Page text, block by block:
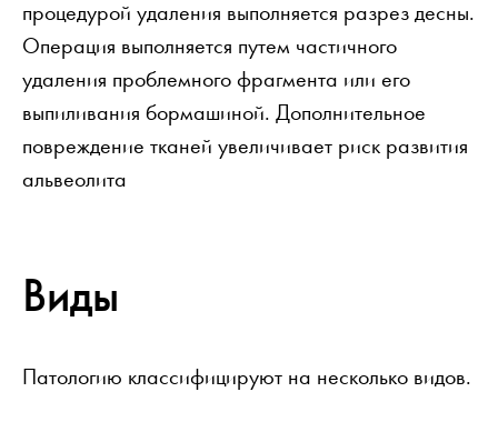
процедурой удаления выполняется разрез десны.
Операция выполняется путем частичного
удаления проблемного фрагмента или его
выпиливания бормашиной. Дополнительное
повреждение тканей увеличивает риск развития
альвеолита
Виды
Патологию классифицируют на несколько видов.